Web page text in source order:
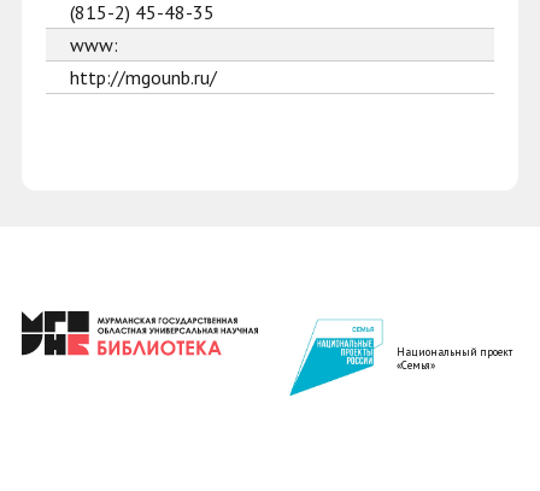
(815-2) 45-48-35
www:
http://mgounb.ru/
Национальный проект
«Семья»